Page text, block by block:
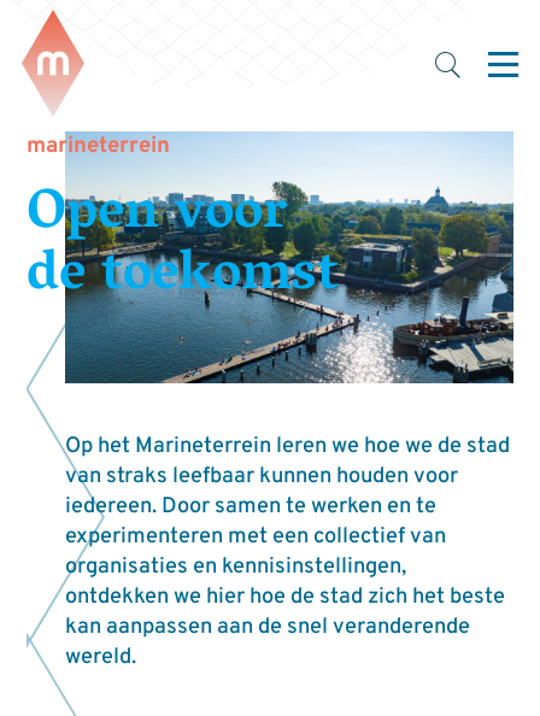
marineterrein
Open voor
de toekomst
Op het Marineterrein leren we hoe we de stad
van straks leefbaar kunnen houden voor
iedereen. Door samen te werken en te
experimenteren met een collectief van
organisaties en kennisinstellingen,
ontdekken we hier hoe de stad zich het beste
kan aanpassen aan de snel veranderende
wereld.